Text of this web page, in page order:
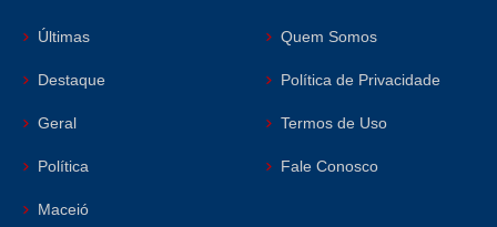
Últimas
Destaque
Geral
Política
Maceió
Quem Somos
Política de Privacidade
Termos de Uso
Fale Conosco